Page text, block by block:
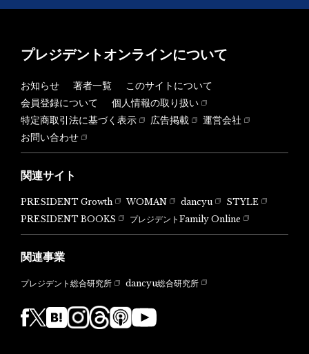
プレジデントオンラインについて
お知らせ 著者一覧
このサイトについて
会員登録について
個人情報の取り扱い
特定商取引法に基づく表示
広告掲載
運営会社
お問い合わせ
関連サイト
PRESIDENT Growth WOMAN dancyu
STYLE
PRESIDENT BOOKS
プレジデントFamily Online
関連事業
プレジデント総合研究所 dancyu総合研究所